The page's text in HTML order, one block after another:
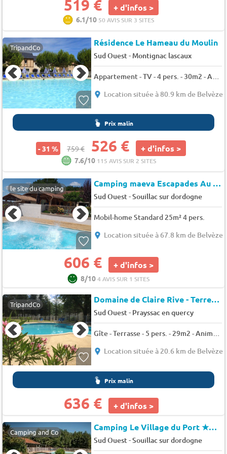
519 € + d'infos >
6.1/10 50 AVIS SUR 3 SITES
TripandCo Résidence Le Hameau du Moulin
Sud Ouest- Montignac lascaux
Location située à 80.9 km de Belvèze
Prix malin
- 31 % 759 € 526 € + d'infos >
7.6/10 115 AVIS SUR 2 SITES
le site du camping Camping maeva Escapades Au P'tit Bonheur *
Sud Ouest-Souillac sur dordogne
Mobil-home Standard 25m² 4 pers.
Location située à 67.8 km de Belvèze
606 € + d'infos >
8/104 AVIS SUR 1 SITES
TripandCo Domaine de Claire Rive - Terres de France
Sud Ouest- Prayssac en quercy
Gîte - Terrasse - 5 pers. - 29m2 - Animaux admis
Location située à 20.6 km de Belvèze
Prix malin
636 € + d'infos >
Camping and Co Camping Le Village du Port★★★
Sud Ouest-Souillac sur dordogne